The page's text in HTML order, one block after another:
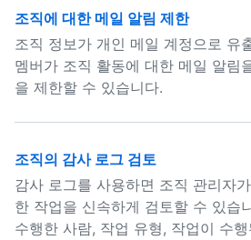
조직에 대한 메일 알림 제한
조직 정보가 개인 메일 계정으로 유
멤버가 조직 활동에 대한 메일 알림
을 제한할 수 있습니다.
조직의 감사 로그 검토
감사 로그를 사용하면 조직 관리자
한 작업을 신속하게 검토할 수 있습
수행한 사람, 작업 유형, 작업이 수